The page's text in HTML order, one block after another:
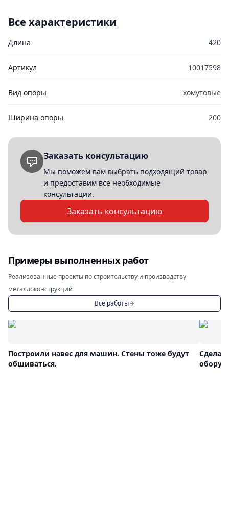
Все характеристики
Длина 420
Артикул 10017598
Вид опоры хомутовые
Ширина опоры 200
Заказать консультацию
Мы поможем вам выбрать подходящий товар
и предоставим все необходимые
консультации.
Заказать консультацию
Примеры выполненных работ
Реализованные проекты по строительству и производству
металлоконструкций
Все работы
Построили навес для машин. Стены тоже будут
обшиваться.